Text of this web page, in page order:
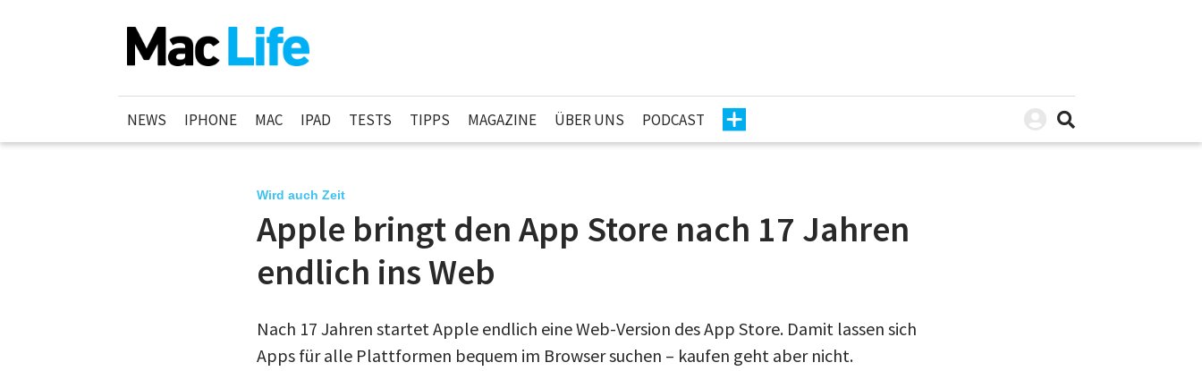
NEWS IPHONE MAC IPAD TESTS TIPPS MAGAZINE ÜBER UNS PODCAST
Wird auch Zeit
Apple bringt den App Store nach 17 Jahren
endlich ins Web
Nach 17 Jahren startet Apple endlich eine Web-Version des App Store. Damit lassen sich
Apps für alle Plattformen bequem im Browser suchen – kaufen geht aber nicht.